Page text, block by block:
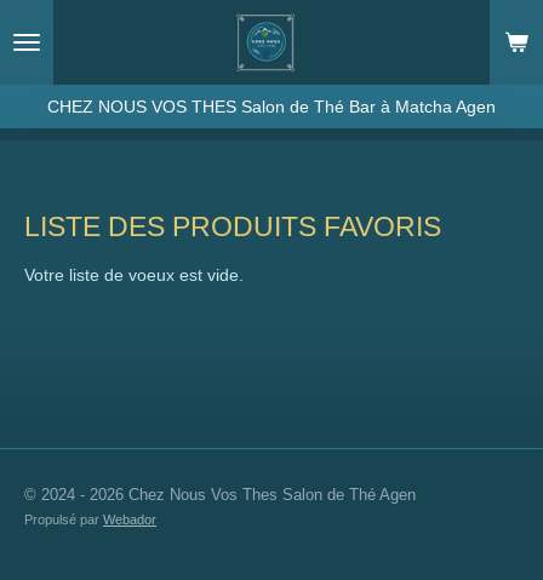
au
principal
CHEZ NOUS VOS THES Salon de Thé Bar à Matcha Agen
LISTE DES PRODUITS FAVORIS
Votre liste de voeux est vide.
© 2024 - 2026 Chez Nous Vos Thes Salon de Thé Agen
Propulsé par Webador